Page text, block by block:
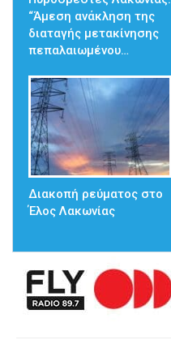
“Άμεση ανάκληση της
διαταγής μετακίνησης
πεπαλαιωμένου…
Διακοπή ρεύματος στο
Έλος Λακωνίας